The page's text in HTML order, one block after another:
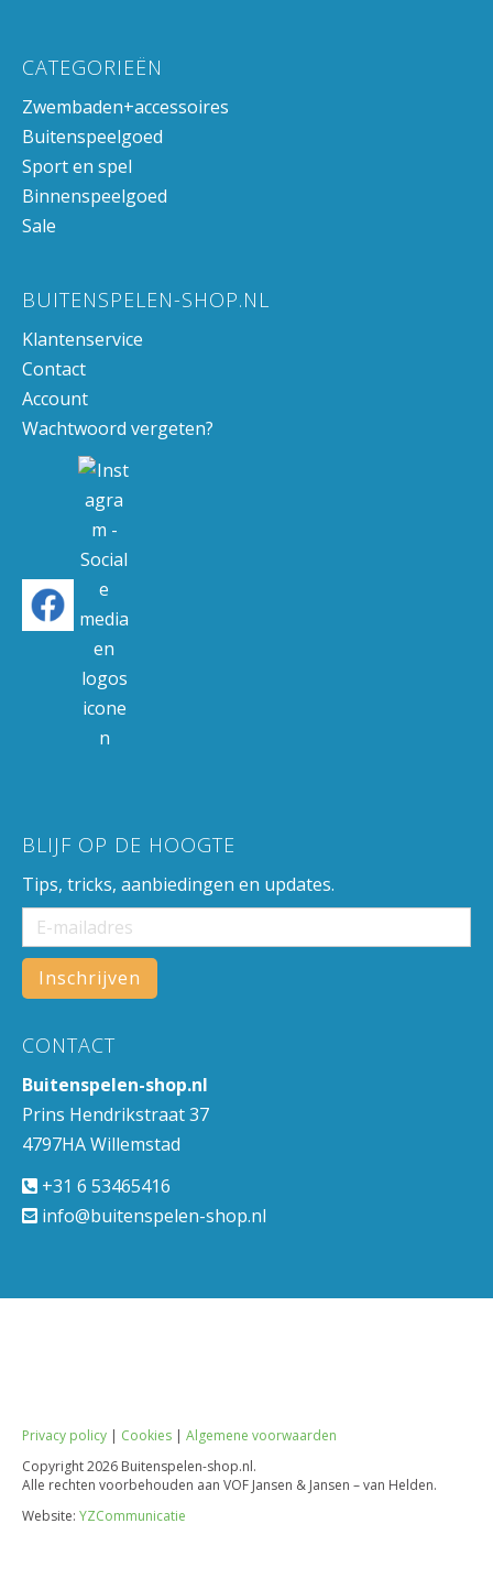
CATEGORIEËN
Zwembaden+accessoires
Buitenspeelgoed
Sport en spel
Binnenspeelgoed
Sale
BUITENSPELEN-SHOP.NL
Klantenservice
Contact
Account
Wachtwoord vergeten?
BLIJF OP DE HOOGTE
Tips, tricks, aanbiedingen en updates.
CONTACT
Buitenspelen-shop.nl
Prins Hendrikstraat 37
4797HA Willemstad
+31 6 53465416
info@buitenspelen-shop.nl
Privacy policy | Cookies | Algemene voorwaarden
Copyright2026 Buitenspelen-shop.nl.
Alle rechten voorbehouden aan VOF Jansen & Jansen – van Helden.
Website: YZCommunicatie